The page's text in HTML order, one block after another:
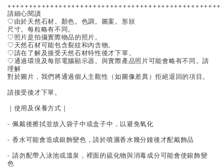
請細心閱讀
♡由於天然石材。顏色。色調。圖案。形狀
尺寸。每粒略有不同。
♡照片是拍攝實際物品的照片。
♡天然石材可能包含裂紋和內含物。
♡請在了解及接受天然石材特性後才下單。
♡通過環境及每部電腦顯示器。與實際產品照片可能會略有不同。請
理解
對於圖片，我們將通過個人主觀性（如圖像差異）拒絕退回的項目。
請接受後才下單。
｜使用及保養方式｜
- 佩戴後擦拭並放入袋子中或盒子中，以避免氧化
- 香水可能會造成銀飾變色，請於噴灑香水幾分鐘後才配戴飾品
- 請勿配帶入泳池或溫泉，裡面的硫化物與消毒成分可能會使銀飾變
色